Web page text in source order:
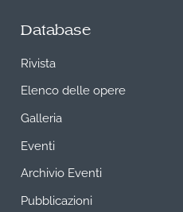
Database
Rivista
Elenco delle opere
Galleria
Eventi
Archivio Eventi
Pubblicazioni